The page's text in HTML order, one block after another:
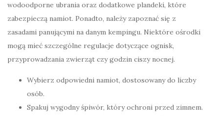
wodoodporne ubrania oraz dodatkowe plandeki, które
zabezpieczą namiot. Ponadto, należy zapoznać się z
zasadami panującymi na danym kempingu. Niektóre ośrodki
mogą mieć szczególne regulacje dotyczące ognisk,
przyprowadzania zwierząt czy godzin ciszy nocnej.
Wybierz odpowiedni namiot, dostosowany do liczby
osób.
Spakuj wygodny śpiwór, który ochroni przed zimnem.